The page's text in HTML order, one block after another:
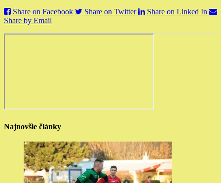
Share on Facebook
Share on Twitter
Share on Linked In
Share by Email
Najnovšie články